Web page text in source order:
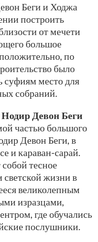
Беги и Ходжа
построить
от мечети
большое
по
было
суфиям место для
собраний.
Девон Беги
частью большого
Девон Беги, в
и караван-сарай.
тесное
светской жизни в
великолепным
изразцами,
где обучались
послушники.